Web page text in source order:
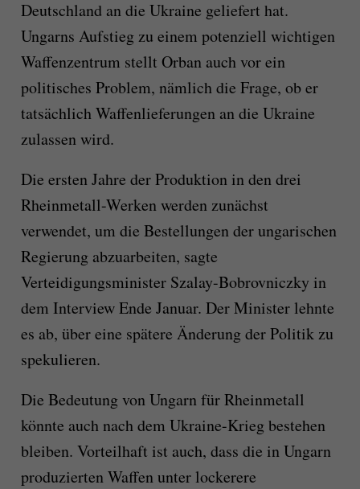
Deutschland an die Ukraine geliefert hat.
Ungarns Aufstieg zu einem potenziell wichtigen
Waffenzentrum stellt Orban auch vor ein
politisches Problem, nämlich die Frage, ob er
tatsächlich Waffenlieferungen an die Ukraine
zulassen wird.
Die ersten Jahre der Produktion in den drei
Rheinmetall-Werken werden zunächst
verwendet, um die Bestellungen der ungarischen
Regierung abzuarbeiten, sagte
Verteidigungsminister Szalay-Bobrovniczky in
dem Interview Ende Januar. Der Minister lehnte
es ab, über eine spätere Änderung der Politik zu
spekulieren.
Die Bedeutung von Ungarn für Rheinmetall
könnte auch nach dem Ukraine-Krieg bestehen
bleiben. Vorteilhaft ist auch, dass die in Ungarn
produzierten Waffen unter lockerere